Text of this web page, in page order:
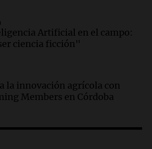
lluvias y eventos extremos
primavera
al regreso
el servicio de electricidad
vientos
una encuesta, el 80% de
Artificial en el campo:
ciencia ficción"
la innovación agrícola con
Members en Córdoba